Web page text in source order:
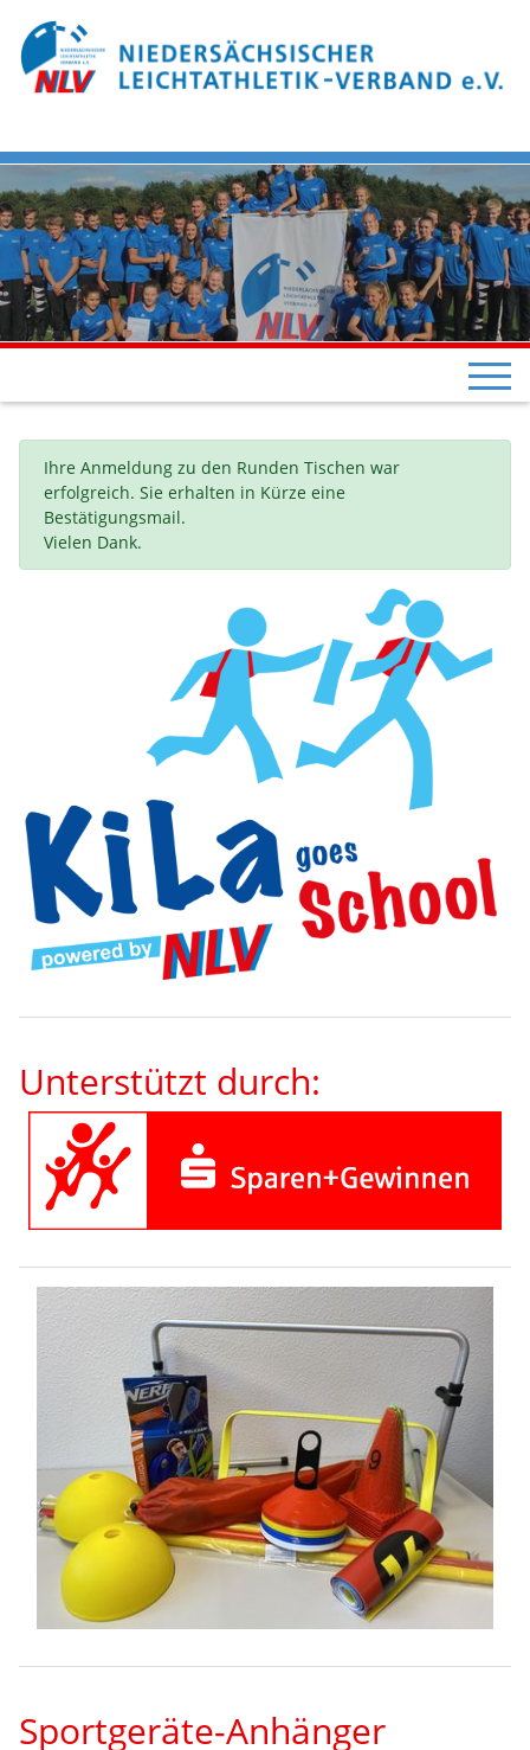
Ihre Anmeldung zu den Runden Tischen war
erfolgreich. Sie erhalten in Kürze eine
Bestätigungsmail.
Vielen Dank.
Unterstützt durch:
Sportgeräte-Anhänger